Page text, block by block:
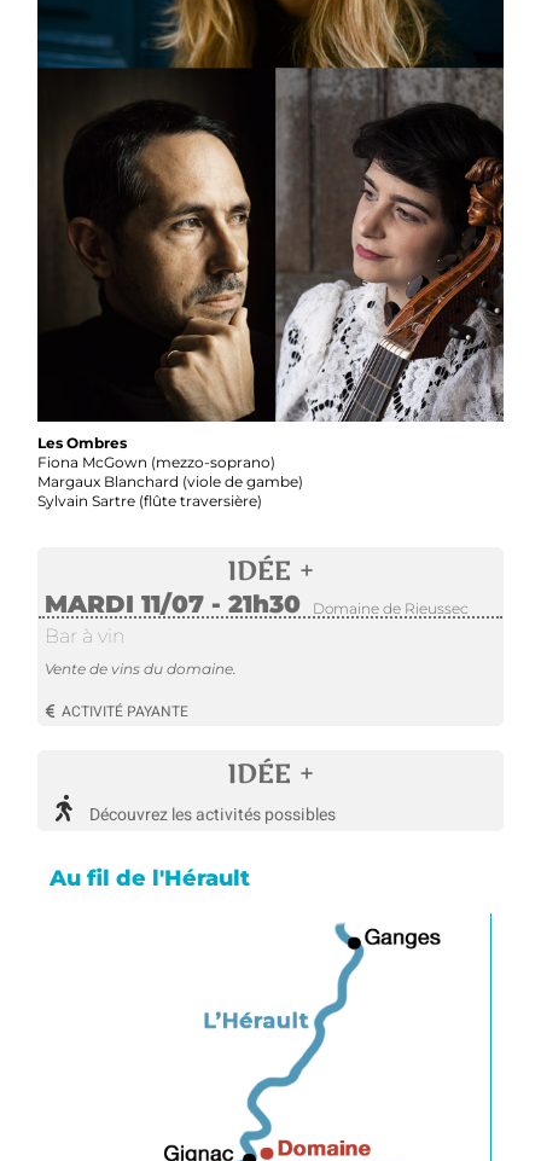
Les Ombres
Fiona McGown (mezzo-soprano)
Margaux Blanchard (viole de gambe)
Sylvain Sartre (flûte traversière)
IDÉE +
MARDI 11/07 - 21h30 Domaine de Rieussec
Bar à vin
Vente de vins du domaine.
ACTIVITÉ PAYANTE
IDÉE +
Découvrez les activités possibles
Au fil de l'Hérault